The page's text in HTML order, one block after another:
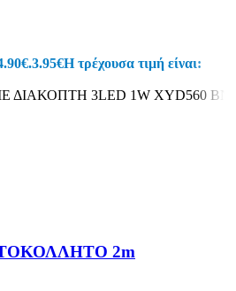
3.95€Η τρέχουσα τιμή είναι:
3LED 1W XYD560 BNG
2m